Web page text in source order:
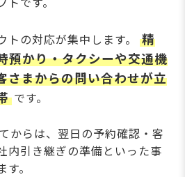
です。
の対応が集中します。
精
預かり・タクシーや交通機
さまからの問い合わせが立
です。
からは、翌日の予約確認・客
内引き継ぎの準備といった事
。